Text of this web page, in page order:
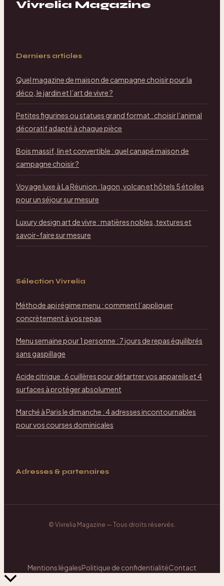
Vivrelia Magazine
Derniers articles
Quel magazine de maison de campagne choisir pour la
déco, le jardin et l’art de vivre ?
Petites figurines ou statues grand format : choisir l’animal
décoratif adapté à chaque pièce
Bois massif, lin et convertible : quel canapé maison de
campagne choisir ?
Voyage luxe à La Réunion : lagon, volcan et hôtels 5 étoiles
pour un séjour sur mesure
Luxury design art de vivre : matières nobles, textures et
savoir-faire sur mesure
Sélection Vivrelia
Méthode api régime menu : comment l’appliquer
concrètement à vos repas
Menu semaine pour 1 personne : 7 jours de repas équilibrés
sans gaspillage
Acide citrique : 6 cuillères pour détartrer vos appareils et 4
surfaces à protéger absolument
Marché à Paris le dimanche : 4 adresses incontournables
pour vos courses dominicales
Adresses & partenaires
© Vivrelia Magazine — Tous droits réservés.
Mentions légalesPolitique de confidentialitéContact